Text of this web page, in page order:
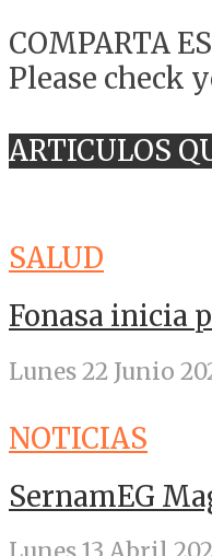
COMPARTA
Please check
ARTICULOS
SALUD
Fonasa inicia
Lunes 22 Junio
NOTICIAS
SernamEG